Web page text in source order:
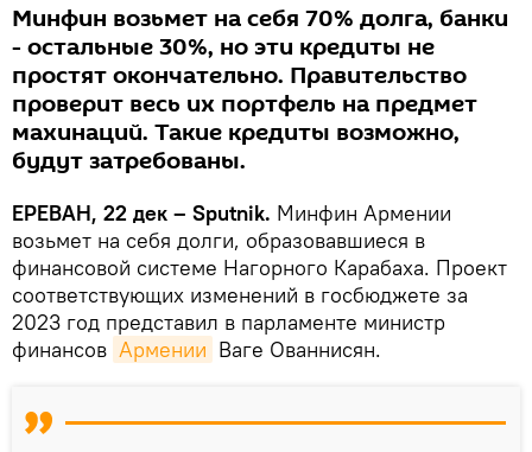
Минфин возьмет на себя 70% долга, банки
- остальные 30%, но эти кредиты не
простят окончательно. Правительство
проверит весь их портфель на предмет
махинаций. Такие кредиты возможно,
будут затребованы.
ЕРЕВАН, 22 дек – Sputnik. Минфин Армении
возьмет на себя долги, образовавшиеся в
финансовой системе Нагорного Карабаха. Проект
соответствующих изменений в госбюджете за
2023 год представил в парламенте министр
финансов Армении Ваге Ованнисян.